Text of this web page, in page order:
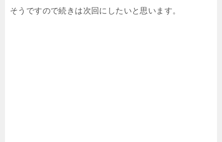
そうですので続きは次回にしたいと思います。